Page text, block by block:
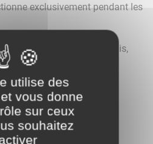
exclusivement pendant les
les lundis, mardis, jeudis,
16h15 à 19h00 les lundis,
utilise des
vous donne
sur ceux
souhaitez